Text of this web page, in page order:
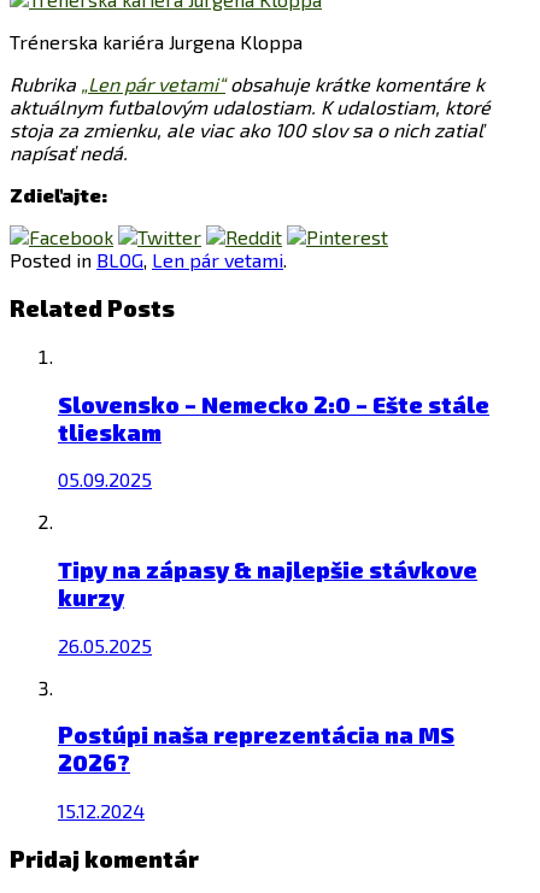
Trénerska kariéra Jurgena Kloppa
Rubrika „Len pár vetami“obsahuje krátke komentáre k
aktuálnym futbalovým udalostiam. K udalostiam, ktoré
stoja za zmienku, ale viac ako 100 slov sa o nich zatiaľ
napísať nedá.
Zdieľajte:
Posted in BLOG, Len pár vetami.
Related Posts
Slovensko – Nemecko 2:0 – Ešte stále
tlieskam
05.09.2025
Tipy na zápasy & najlepšie stávkove
kurzy
26.05.2025
Postúpi naša reprezentácia na MS
2026?
15.12.2024
Pridaj komentár